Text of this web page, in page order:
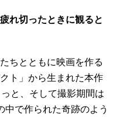
れ切ったときに観ると
ちとともに映画を作る
ト」から生まれた本作
と、そして撮影期間は
で作られた奇跡のよう